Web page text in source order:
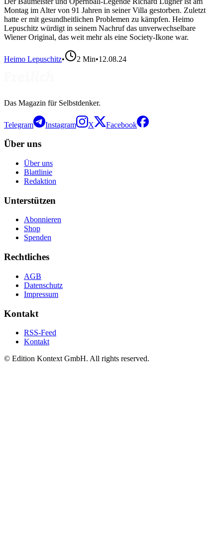
Montag im Alter von 91 Jahren in seiner Villa gestorben. Zuletzt
hatte er mit gesundheitlichen Problemen zu kämpfen. Heimo
Lepuschitz würdigt in seinem Nachruf das unverwechselbare
Wiener Original, das weit mehr als eine Society-Ikone war.
Heimo Lepuschitz• 2 Min•12.08.24
Das Magazin für Selbstdenker.
Telegram Instagram X Facebook
Über uns
Über uns
Blattlinie
Redaktion
Unterstützen
Abonnieren
Shop
Spenden
Rechtliches
AGB
Datenschutz
Impressum
Kontakt
RSS-Feed
Kontakt
© Edition Kontext GmbH. All rights reserved.